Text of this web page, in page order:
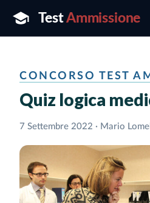
CONCORSO TEST
Quiz logica
7 Settembre 2022 · Mario